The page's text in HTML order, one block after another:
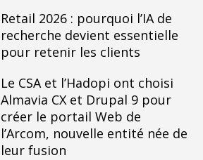
Retail 2026 : pourquoi l’IA de
recherche devient essentielle
pour retenir les clients
Le CSA et l’Hadopi ont choisi
Almavia CX et Drupal 9 pour
créer le portail Web de
l’Arcom, nouvelle entité née de
leur fusion